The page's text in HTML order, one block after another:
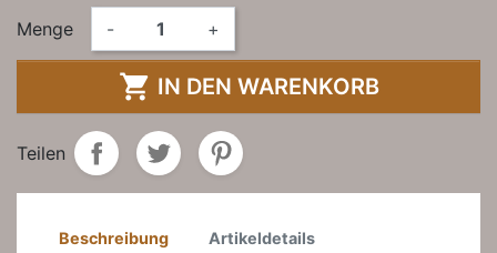
Menge - +
 IN DEN WARENKORB
Teilen
Beschreibung Artikeldetails